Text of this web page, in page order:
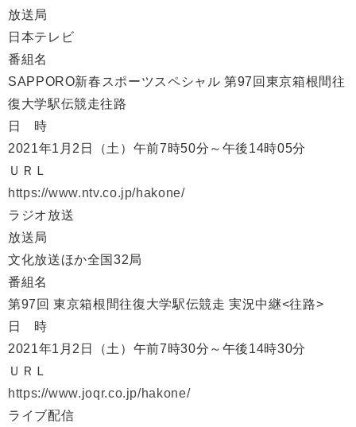
放送局
日本テレビ
番組名
SAPPORO新春スポーツスペシャル 第97回東京箱根間往
復大学駅伝競走往路
日 時
2021年1月2日（土）午前7時50分～午後14時05分
ＵＲＬ
https://www.ntv.co.jp/hakone/
ラジオ放送
放送局
文化放送ほか全国32局
番組名
第97回 東京箱根間往復大学駅伝競走 実況中継<往路>
日 時
2021年1月2日（土）午前7時30分～午後14時30分
ＵＲＬ
https://www.joqr.co.jp/hakone/
ライブ配信